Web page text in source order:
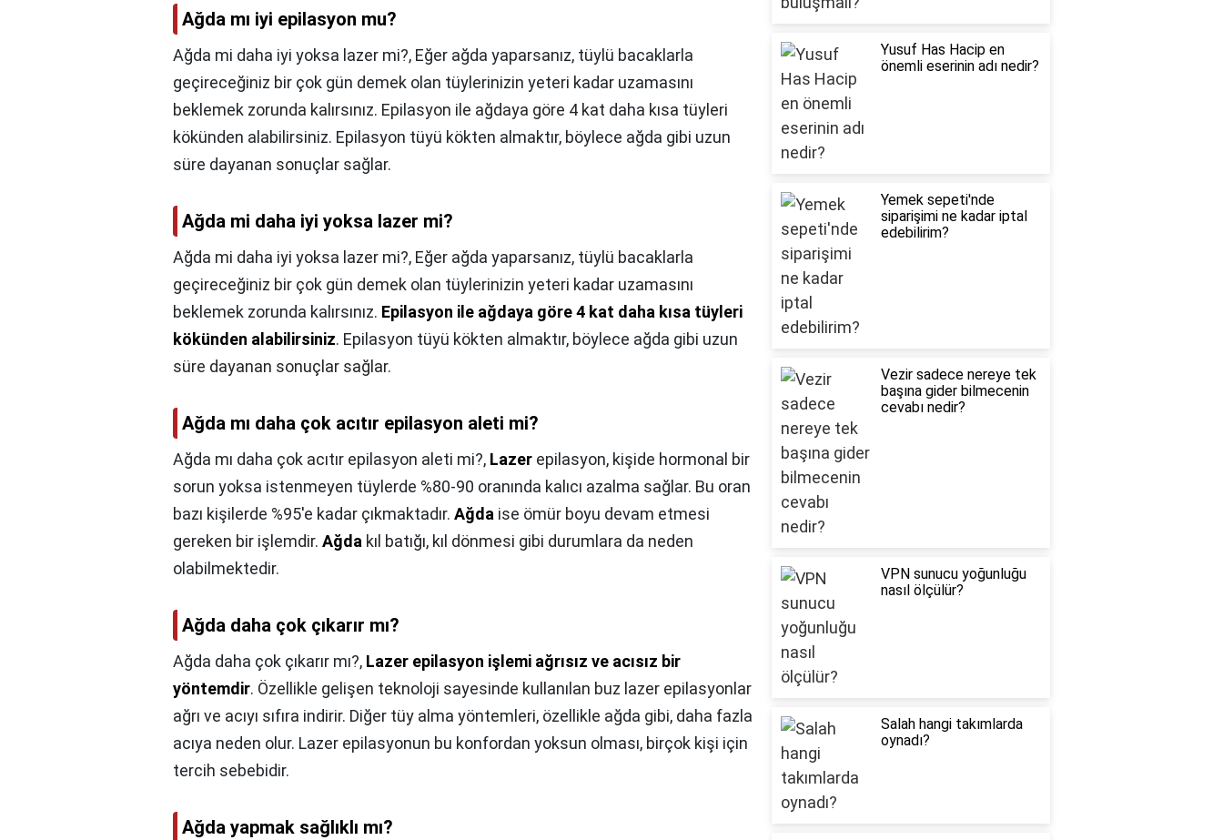
Ağda mı iyi epilasyon mu?
Ağda mi daha iyi yoksa lazer mi?, Eğer ağda yaparsanız, tüylü bacaklarla
geçireceğiniz bir çok gün demek olan tüylerinizin yeteri kadar uzamasını
beklemek zorunda kalırsınız. Epilasyon ile ağdaya göre 4 kat daha kısa tüyleri
kökünden alabilirsiniz. Epilasyon tüyü kökten almaktır, böylece ağda gibi uzun
süre dayanan sonuçlar sağlar.
Ağda mi daha iyi yoksa lazer mi?
Ağda mi daha iyi yoksa lazer mi?, Eğer ağda yaparsanız, tüylü bacaklarla
geçireceğiniz bir çok gün demek olan tüylerinizin yeteri kadar uzamasını
beklemek zorunda kalırsınız. Epilasyon ile ağdaya göre 4 kat daha kısa tüyleri
kökünden alabilirsiniz. Epilasyon tüyü kökten almaktır, böylece ağda gibi uzun
süre dayanan sonuçlar sağlar.
Ağda mı daha çok acıtır epilasyon aleti mi?
Ağda mı daha çok acıtır epilasyon aleti mi?, Lazer epilasyon, kişide hormonal bir
sorun yoksa istenmeyen tüylerde %80-90 oranında kalıcı azalma sağlar. Bu oran
bazı kişilerde %95'e kadar çıkmaktadır. Ağda ise ömür boyu devam etmesi
gereken bir işlemdir. Ağda kıl batığı, kıl dönmesi gibi durumlara da neden
olabilmektedir.
Ağda daha çok çıkarır mı?
Ağda daha çok çıkarır mı?, Lazer epilasyon işlemi ağrısız ve acısız bir
yöntemdir. Özellikle gelişen teknoloji sayesinde kullanılan buz lazer epilasyonlar
ağrı ve acıyı sıfıra indirir. Diğer tüy alma yöntemleri, özellikle ağda gibi, daha fazla
acıya neden olur. Lazer epilasyonun bu konfordan yoksun olması, birçok kişi için
tercih sebebidir.
Ağda yapmak sağlıklı mı?
Yusuf Has Hacip en
önemli eserinin adı nedir?
Yemek sepeti'nde
siparişimi ne kadar iptal
edebilirim?
Vezir sadece nereye tek
başına gider bilmecenin
cevabı nedir?
VPN sunucu yoğunluğu
nasıl ölçülür?
Salah hangi takımlarda
oynadı?